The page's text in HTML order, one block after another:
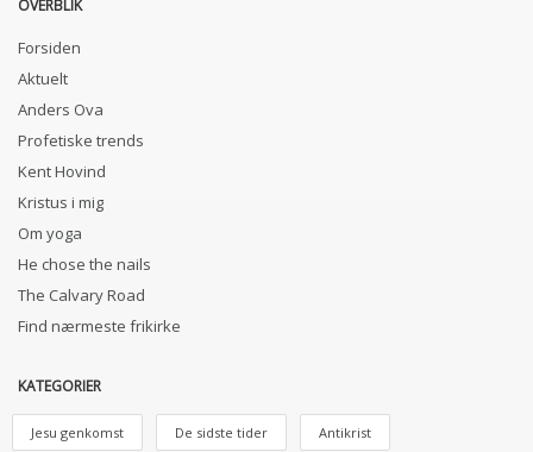
OVERBLIK
Forsiden
Aktuelt
Anders Ova
Profetiske trends
Kent Hovind
Kristus i mig
Om yoga
He chose the nails
The Calvary Road
Find nærmeste frikirke
KATEGORIER
Jesu genkomst De sidste tider Antikrist